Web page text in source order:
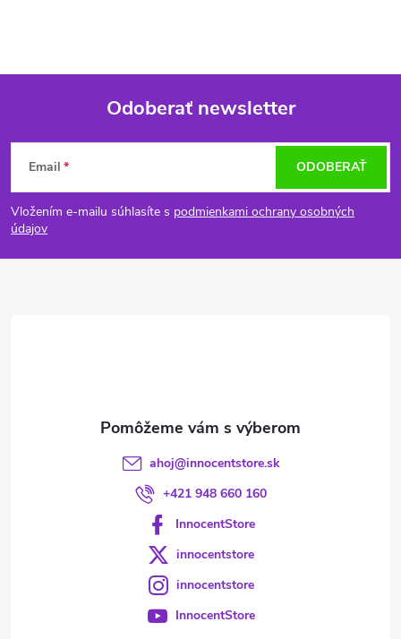
Z
á
p
Odoberať newsletter
Email
Vložením e-mailu súhlasíte s podmienkami ochrany osobných
údajov
ODOBERAŤ
ahoj@innocentstore.sk
+421 948 660 160
InnocentStore
innocentstore
innocentstore
InnocentStore